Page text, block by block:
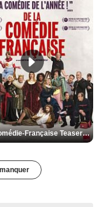
De la Comédie-Française Teaser VF